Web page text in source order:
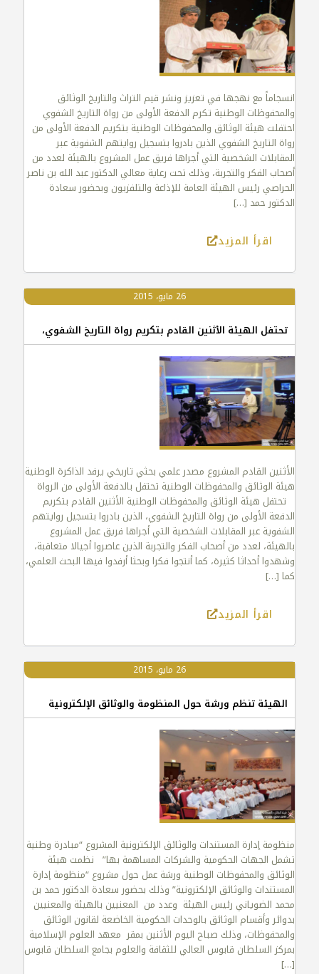
انسجاماً مع نهجها في تعزيز ونشر قيم التراث والتاريخ الوثائق
والمحفوظات الوطنية تكرم الدفعة الأولى من رواة التاريخ الشفوي
احتفلت هيئة الوثائق والمحفوظات الوطنية بتكريم الدفعة الأولى من
رواة التاريخ الشفوي الذين بادروا بتسجيل روايتهم الشفوية عبر
المقابلات الشخصية التي أجراها فريق عمل المشروع بالهيئة لعدد من
أصحاب الفكر والتجربة، وذلك تحت رعاية معالي الدكتور عبد الله بن ناصر
الحراصي رئيس الهيئة العامة للإذاعة والتلفزيون وبحضور سعادة
الدكتور حمد […]
اقرأ المزيد
26 مايو، 2015
تحتفل الهيئة الأثنين القادم بتكريم رواة التاريخ الشفوي،
الأثنين القادم المشروع مصدر علمي بحثي تاريخي يرفد الذاكرة الوطنية
هيئة الوثائق والمحفوظات الوطنية تحتفل بالدفعة الأولى من الرواة
تحتفل هيئة الوثائق والمحفوظات الوطنية الأثنين القادم بتكريم
الدفعة الأولى من رواة التاريخ الشفوي، الذين بادروا بتسجيل روايتهم
الشفوية عبر المقابلات الشخصية التي أجراها فريق عمل المشروع
بالهيئة، لعدد من أصحاب الفكر والتجربة الذين عاصروا أجيالا متعاقبة،
وشهدوا أحداثا كثيرة، كما أنتجوا فكرا وبحثا أرفدوا فيها البحث العلمي،
كما […]
اقرأ المزيد
26 مايو، 2015
الهيئة تنظم ورشة حول المنظومة والوثائق الإلكترونية
منظومة إدارة المستندات والوثائق الإلكترونية المشروع “مبادرة وطنية
تشمل الجهات الحكومية والشركات المساهمة بها” نظمت هيئة
الوثائق والمحفوظات الوطنية ورشة عمل حول مشروع “منظومة إدارة
المستندات والوثائق الإلكترونية” وذلك بحضور سعادة الدكتور حمد بن
محمد الضوياني رئيس الهيئة وعدد من المعنيين بالهيئة والمعنيين
بدوائر وأقسام الوثائق بالوحدات الحكومية الخاضعة لقانون الوثائق
والمحفوظات، وذلك صباح اليوم الأثنين بمقر معهد العلوم الإسلامية
بمركز السلطان قابوس العالي للثقافة والعلوم بجامع السلطان قابوس
[…]